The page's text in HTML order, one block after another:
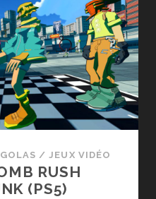
/JEUX VIDÉO
RUSH
(PS5)